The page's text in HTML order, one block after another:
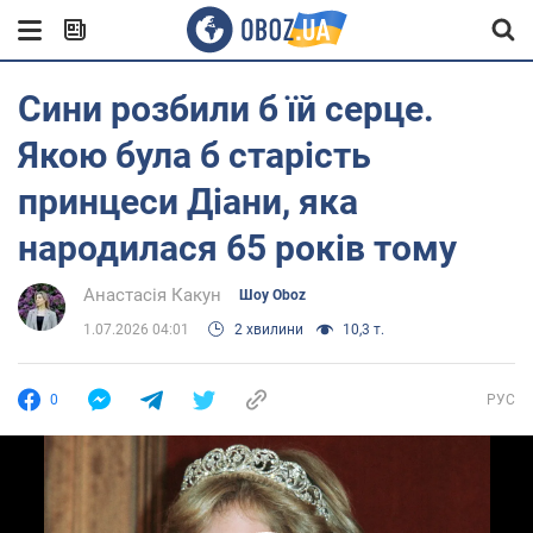
Сини розбили б їй серце.
Якою була б старість
принцеси Діани, яка
народилася 65 років тому
Анастасія Какун Шоу Oboz
1.07.2026 04:01 2 хвилини 10,3 т.
0 РУС